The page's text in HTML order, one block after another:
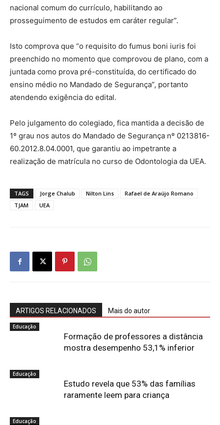
nacional comum do currículo, habilitando ao
prosseguimento de estudos em caráter regular”.
Isto comprova que “o requisito do fumus boni iuris foi
preenchido no momento que comprovou de plano, com a
juntada como prova pré-constituída, do certificado do
ensino médio no Mandado de Segurança”, portanto
atendendo exigência do edital.
Pelo julgamento do colegiado, fica mantida a decisão de
1º grau nos autos do Mandado de Segurança nº 0213816-
60.2012.8.04.0001, que garantiu ao impetrante a
realização de matrícula no curso de Odontologia da UEA.
TAGS Jorge Chalub Nilton Lins
Rafael de Araújo Romano
TJAM
UEA
ARTIGOS RELACIONADOS Mais do autor
Educação
Formação de professores a distância
mostra desempenho 53,1% inferior
Educação
Estudo revela que 53% das famílias
raramente leem para criança
Educação